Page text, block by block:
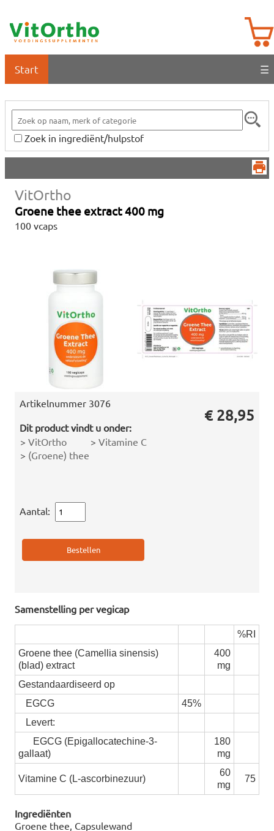
Start ☰
Zoek in ingrediënt/hulpstof
VitOrtho
Groene thee extract 400 mg
100 vcaps
Artikelnummer 3076
Dit product vindt u onder:
> VitOrtho > Vitamine C
> (Groene) thee
€ 28,95
Aantal:
Samenstelling per vegicap
%RI
Groene thee (Camellia sinensis)
(blad) extract
400
mg
Gestandaardiseerd op
EGCG
45%
Levert:
EGCG (Epigallocatechine-3-
gallaat)
180
mg
Vitamine C (L-ascorbinezuur)
60
mg
75
Ingrediënten
Groene thee, Capsulewand